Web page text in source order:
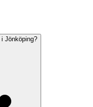
Jönköping?